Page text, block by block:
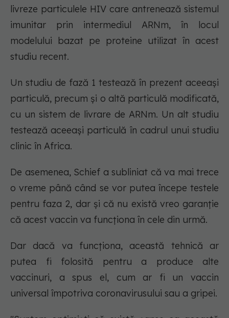
livreze particulele HIV care antrenează sistemul
imunitar prin intermediul ARNm, în locul
modelului bazat pe proteine utilizat în acest
studiu recent.
Un studiu de fază 1 testează în prezent aceeași
particulă, precum și o altă particulă modificată,
cu un sistem de livrare de ARNm. Un alt studiu
testează aceeași particulă în cadrul unui studiu
clinic în Africa.
De asemenea, Schief a subliniat că va mai trece
o vreme până când se vor putea începe testele
pentru faza 2, dar și că nu există vreo garanție
că acest vaccin va funcționa în cele din urmă.
Dar dacă va funcționa, această tehnică ar
putea fi folosită pentru a produce alte
vaccinuri, a spus el, cum ar fi un vaccin
universal împotriva coronavirusului sau a gripei.